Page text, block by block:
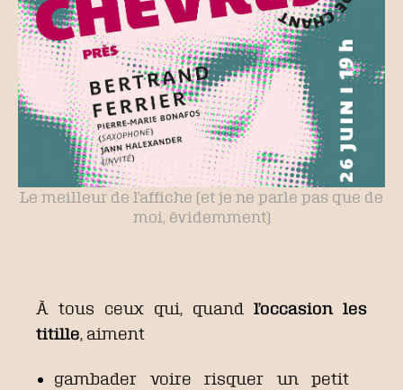
Le meilleur de l’affiche (et je ne parle pas que de
moi, évidemment)
À tous ceux qui, quand l’occasion les
titille, aiment
gambader voire risquer un petit